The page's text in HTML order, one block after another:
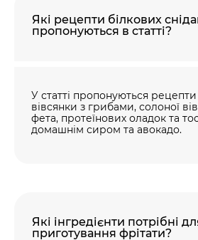
Які рецепти білкових
пропонуються в статті?
У статті пропонуються рецепти
вівсянки з грибами, солоної
фета, протеїнових оладок та
домашнім сиром та авокадо.
Які інгредієнти потрібні
приготування фрітати?